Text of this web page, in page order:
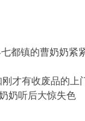
都镇的曹奶奶紧
才有收废品的上
奶听后大惊失色